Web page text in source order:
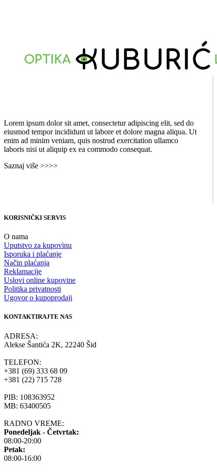
Lorem ipsum dolor sit amet, consectetur adipiscing elit, sed do
eiusmod tempor incididunt ut labore et dolore magna aliqua. Ut
enim ad minim veniam, quis nostrud exercitation ullamco
laboris nisi ut aliquip ex ea commodo consequat.
Saznaj više >>>>
KORISNIČKI SERVIS
O nama
Uputstvo za kupovinu
Isporuka i plaćanje
Način plaćanja
Reklamacije
Uslovi online kupovine
Politika privatnosti
Ugovor o kupoprodaji
KONTAKTIRAJTE NAS
ADRESA:
Alekse Šantića 2K, 22240 Šid
TELEFON:
+381 (69) 333 68 09
+381 (22) 715 728
PIB: 108363952
MB: 63400505
RADNO VREME:
Ponedeljak - Četvrtak:
08:00-20:00
Petak:
08:00-16:00